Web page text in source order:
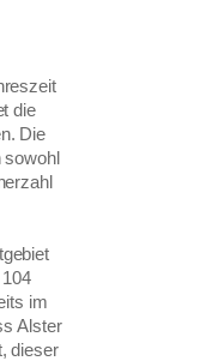
die
Die
im
Alster
dieser